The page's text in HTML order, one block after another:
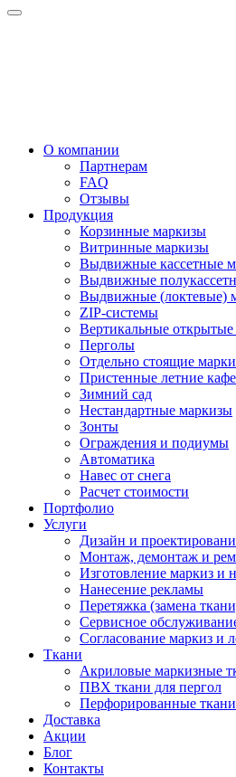
О компании
Партнерам
FAQ
Отзывы
Продукция
Корзинные маркизы
Витринные маркизы
Выдвижные кассетные
Выдвижные
Выдвижные (локтевые)
ZIP-системы
Вертикальные
Перголы
Отдельно стоящие
Пристенные летние кафе
Зимний сад
Нестандартные маркизы
Зонты
Ограждения и подиумы
Автоматика
Навес от снега
Расчет стоимости
Портфолио
Услуги
Дизайн и
Монтаж, демонтаж и
Изготовление маркиз и
Нанесение рекламы
Перетяжка (замена
Сервисное
Согласование маркиз и
Ткани
Акриловые маркизные
ПВХ ткани для пергол
Перфорированные ткани
Доставка
Акции
Блог
Контакты